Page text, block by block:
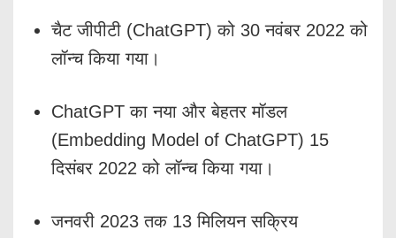
चैट जीपीटी (ChatGPT) को 30 नवंबर 2022 को
लॉन्च किया गया।
ChatGPT का नया और बेहतर मॉडल
(Embedding Model of ChatGPT) 15
दिसंबर 2022 को लॉन्च किया गया।
जनवरी 2023 तक 13 मिलियन सक्रिय